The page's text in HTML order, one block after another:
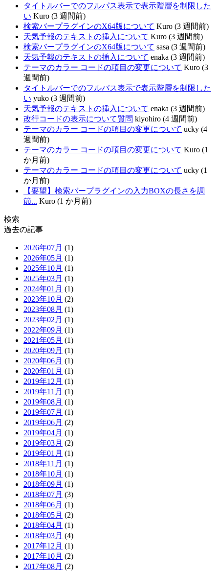
タイトルバーでのフルパス表示で表示階層を制限した
い Kuro (3 週間前)
検索バープラグインのX64版について Kuro (3 週間前)
天気予報のテキストの挿入について Kuro (3 週間前)
検索バープラグインのX64版について sasa (3 週間前)
天気予報のテキストの挿入について enaka (3 週間前)
テーマのカラー コードの項目の変更について Kuro (3
週間前)
タイトルバーでのフルパス表示で表示階層を制限した
い yuko (3 週間前)
天気予報のテキストの挿入について enaka (3 週間前)
改行コードの表示について質問 kiyohiro (4 週間前)
テーマのカラー コードの項目の変更について ucky (4
週間前)
テーマのカラー コードの項目の変更について Kuro (1
か月前)
テーマのカラー コードの項目の変更について ucky (1
か月前)
【要望】検索バープラグインの入力BOXの長さを調
節... Kuro (1 か月前)
検索
過去の記事
2026年07月 (1)
2026年05月 (1)
2025年10月 (1)
2025年03月 (1)
2024年01月 (1)
2023年10月 (2)
2023年08月 (1)
2023年02月 (1)
2022年09月 (1)
2021年05月 (1)
2020年09月 (1)
2020年06月 (1)
2020年01月 (1)
2019年12月 (1)
2019年11月 (1)
2019年08月 (1)
2019年07月 (1)
2019年06月 (2)
2019年04月 (1)
2019年03月 (2)
2019年01月 (1)
2018年11月 (1)
2018年10月 (1)
2018年09月 (1)
2018年07月 (3)
2018年06月 (1)
2018年05月 (2)
2018年04月 (1)
2018年03月 (4)
2017年12月 (1)
2017年10月 (2)
2017年08月 (2)